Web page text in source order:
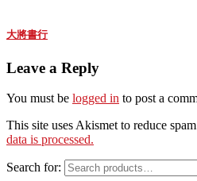
大將書行
Leave a Reply
You must be logged in to post a
This site uses Akismet to reduce
data is processed.
Search for: